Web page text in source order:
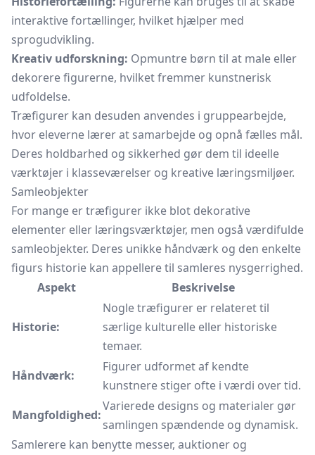
interaktive fortællinger, hvilket hjælper med
sprogudvikling.
Kreativ udforskning: Opmuntre børn til at male eller
dekorere figurerne, hvilket fremmer kunstnerisk
udfoldelse.
Træfigurer kan desuden anvendes i gruppearbejde,
hvor eleverne lærer at samarbejde og opnå fælles mål.
Deres holdbarhed og sikkerhed gør dem til ideelle
værktøjer i klasseværelser og kreative læringsmiljøer.
Samleobjekter
For mange er træfigurer ikke blot dekorative
elementer eller læringsværktøjer, men også værdifulde
samleobjekter. Deres unikke håndværk og den enkelte
figurs historie kan appellere til samleres nysgerrighed.
Aspekt
Beskrivelse
Historie:
Nogle træfigurer er relateret til
særlige kulturelle eller historiske
temaer.
Håndværk:
Figurer udformet af kendte
kunstnere stiger ofte i værdi over tid.
Mangfoldighed:
Varierede designs og materialer gør
samlingen spændende og dynamisk.
Samlerere kan benytte messer, auktioner og